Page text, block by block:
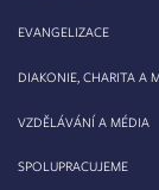
EVANGELIZACE
DIAKONIE, CHARITA A
VZDĚLÁVÁNÍ A MÉDIA
SPOLUPRACUJEME